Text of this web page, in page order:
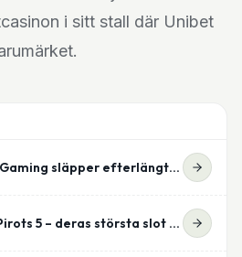
i sitt stall där Unibet
Money Train 5 – Relax Gaming släpper efterlängtade uppföljaren
ELK Studios lanserar Pirots 5 – deras största slot hittills